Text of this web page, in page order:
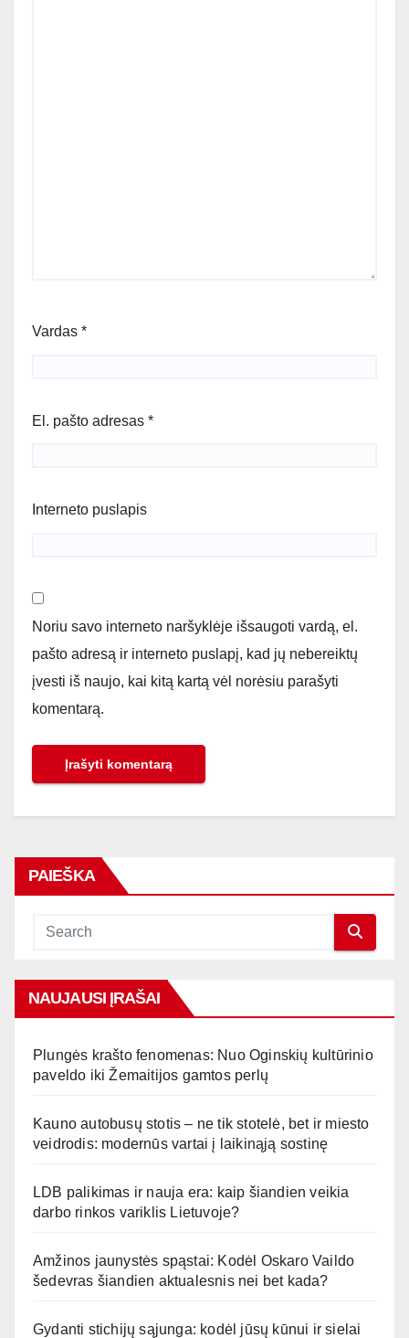
Vardas *
El. pašto adresas *
Interneto puslapis
Noriu savo interneto naršyklėje išsaugoti vardą, el.
pašto adresą ir interneto puslapį, kad jų nebereiktų
įvesti iš naujo, kai kitą kartą vėl norėsiu parašyti
komentarą.
PAIEŠKA
NAUJAUSI ĮRAŠAI
Plungės krašto fenomenas: Nuo Oginskių kultūrinio
paveldo iki Žemaitijos gamtos perlų
Kauno autobusų stotis – ne tik stotelė, bet ir miesto
veidrodis: modernūs vartai į laikinąją sostinę
LDB palikimas ir nauja era: kaip šiandien veikia
darbo rinkos variklis Lietuvoje?
Amžinos jaunystės spąstai: Kodėl Oskaro Vaildo
šedevras šiandien aktualesnis nei bet kada?
Gydanti stichijų sąjunga: kodėl jūsų kūnui ir sielai